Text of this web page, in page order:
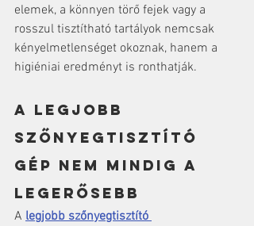
elemek, a könnyen törő fejek vagy a
rosszul tisztítható tartályok nemcsak
kényelmetlenséget okoznak, hanem a
higiéniai eredményt is ronthatják.
A legjobb
szőnyegtisztító
gép nem mindig a
legerősebb
A legjobb szőnyegtisztító